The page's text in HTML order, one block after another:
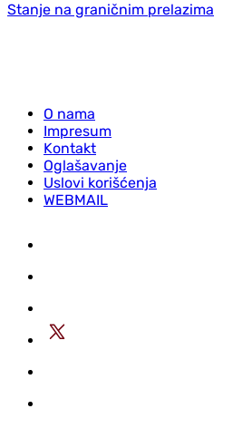
Stanje na graničnim prelazima
O nama
Impresum
Kontakt
Oglašavanje
Uslovi korišćenja
WEBMAIL